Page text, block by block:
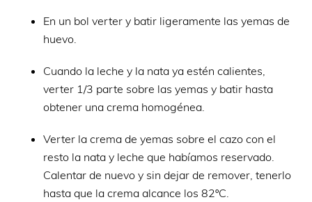
En un bol verter y batir ligeramente las yemas de
huevo.
Cuando la leche y la nata ya estén calientes,
verter 1/3 parte sobre las yemas y batir hasta
obtener una crema homogénea.
Verter la crema de yemas sobre el cazo con el
resto la nata y leche que habíamos reservado.
Calentar de nuevo y sin dejar de remover, tenerlo
hasta que la crema alcance los 82ºC.